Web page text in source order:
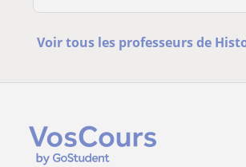
Voir tous les professeurs de